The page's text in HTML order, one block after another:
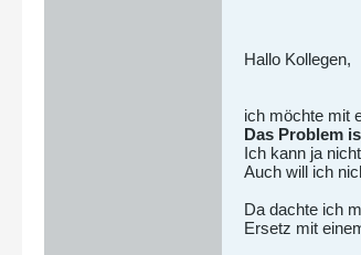
Hallo Kollegen,
ich möchte mit
Das Problem
Ich kann ja
Auch will ich
Da dachte ich
Ersetz mit